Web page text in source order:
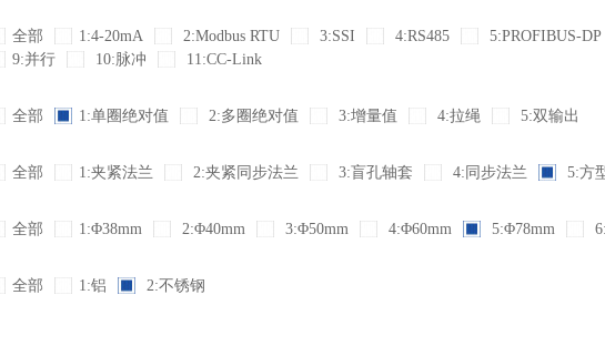
全部 1:4-20mA 2:Modbus RTU 3:SSI 4:RS485 5:PROFIBUS-DP
9:并行
10:脉冲 11:CC-Link
全部 1:单圈绝对值 2:多圈绝对值 3:增量值 4:拉绳 5:双输出
全部 1:夹紧法兰 2:夹紧同步法兰 3:盲孔轴套 4:同步法兰 5:方
全部 1:Φ38mm 2:Φ40mm 3:Φ50mm 4:Φ60mm 5:Φ78mm
全部 1:铝 2:不锈钢